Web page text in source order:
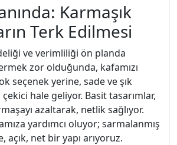
Karmaşık
Terk Edilmesi
ve verimliliği ön planda
zor olduğunda, kafamızı
seçenek yerine, sade ve şık
hale geliyor. Basit tasarımlar,
azaltarak, netlik sağlıyor.
yardımcı oluyor; sarmalanmış
açık, net bir yapı arıyoruz.